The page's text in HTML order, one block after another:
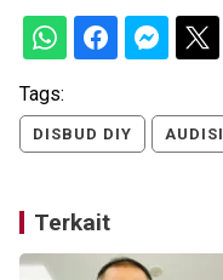
Tags:
DISBUD DIY AUDISI
Terkait